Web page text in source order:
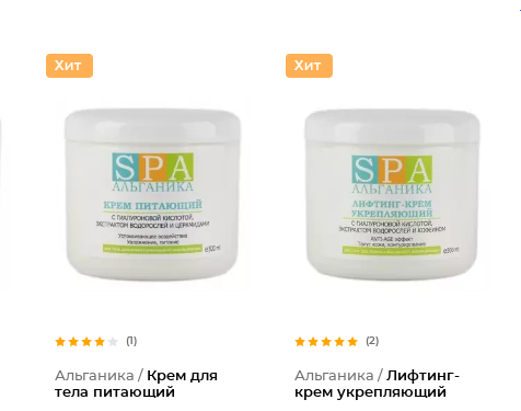
(1)
Альганика / Крем для
тела питающий
(2)
Альганика / Лифтинг-
крем укрепляющий